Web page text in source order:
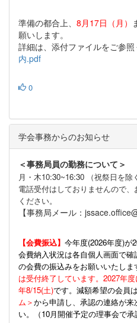
準備の都合上、 8月17日（月）
願いします。
詳細は、添付ファイルをご参照
内.pdf
0
学会事務からのお知らせ
＜事務局員の勤務について＞
月・木10:30~16:30 （祝祭日を除
電話受付はしておりませんので
ください。
【事務局メール：
【会費振込】 今年度(2026年度)が
会費納入状況は各自個人画面で
の会費の振込みをお願いいたしま
は受付終了しています。2027年
年8/15(土)です。減額希望の会員
ム＞から申請し、承認の連絡が
い。（10月開催予定の理事会で承